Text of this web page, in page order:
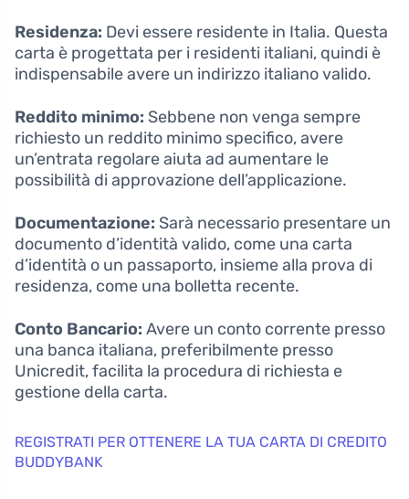
Residenza: Devi essere residente in Italia. Questa
carta è progettata per i residenti italiani, quindi è
indispensabile avere un indirizzo italiano valido.
Reddito minimo: Sebbene non venga sempre
richiesto un reddito minimo specifico, avere
un’entrata regolare aiuta ad aumentare le
possibilità di approvazione dell’applicazione.
Documentazione: Sarà necessario presentare un
documento d’identità valido, come una carta
d’identità o un passaporto, insieme alla prova di
residenza, come una bolletta recente.
Conto Bancario: Avere un conto corrente presso
una banca italiana, preferibilmente presso
Unicredit, facilita la procedura di richiesta e
gestione della carta.
REGISTRATI PER OTTENERE LA TUA CARTA DI CREDITO
BUDDYBANK